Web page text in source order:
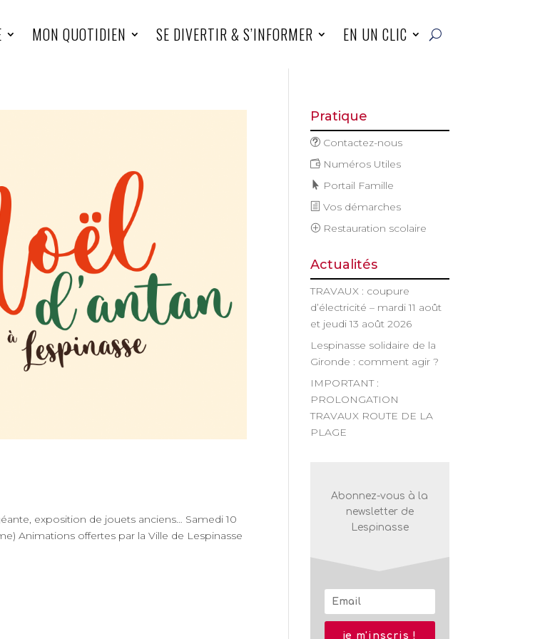
MON QUOTIDIEN SE DIVERTIR & S’INFORMER EN UN CLIC
exposition de jouets anciens… Samedi 10
Animations offertes par la Ville de Lespinasse
Pratique
Contactez-nous
Numéros Utiles
Portail Famille
Vos démarches
Restauration scolaire
Actualités
TRAVAUX : coupure
d’électricité – mardi 11 août
et jeudi 13 août 2026
Lespinasse solidaire de la
Gironde : comment agir ?
IMPORTANT :
PROLONGATION
TRAVAUX ROUTE DE LA
PLAGE
Abonnez-vous à la
newsletter de
Lespinasse
je m'inscris !